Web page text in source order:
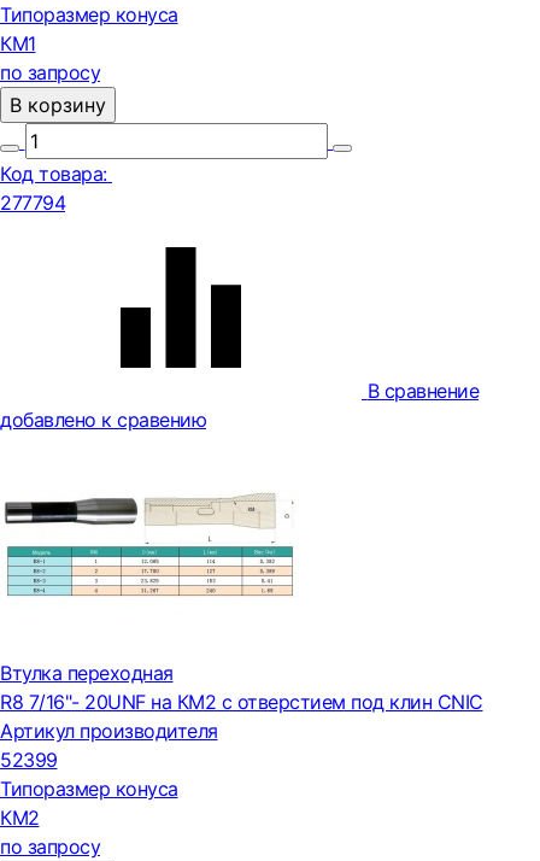
Типоразмер конуса
КМ1
по запросу
В корзину
Код товара:
277794
В сравнение
добавлено к сравению
Втулка переходная
R8 7/16"- 20UNF на КМ2 с отверстием под клин CNIC
Артикул производителя
52399
Типоразмер конуса
КМ2
по запросу